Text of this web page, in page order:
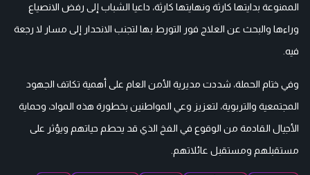
الممنوعة بدايتها كارثة ونهايتها كارثة، داعيا الشباب إلى رفض الانصياع
وراءها والبحث عن العلاج فور التورط بها لتجنب الانحدار إلى مسار لا رجعة
فيه.
وفي ختام الحملة، شددت مديرية الأمن العام على أهمية تكاتف الجهود
المجتمعية والتربوية، لتعزيز وعي المواطنين بخطورة هذه المواد، وحماية
الأجيال القادمة من الوقوع في الفخ الذي قد يحطم حياتهم ويؤثر على
مستقبلهم ومستقبل عائلاتهم.